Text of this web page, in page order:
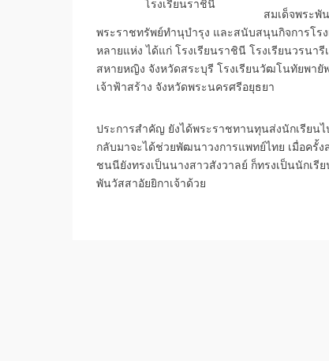
โรงเรียนราชินี
สมเด็จพระพั
พระราชทรัพย์ทำนุบำรุง และสนับสนุนกิจการโร
หลายแห่ง ได้แก่ โรงเรียนราชินี โรงเรียนวรนา
สหายหญิง จังหวัดสระบุรี โรงเรียนวัฒโนทัยพายั
เจ้าฟ้าสร้าง จังหวัดพระนครศรีอยุธยา
ประการสำคัญ ยังได้พระราชทานทุนส่งนักเรียน
กลับมาจะได้ช่วยพัฒนาวงการแพทย์ไทย เมื่อครั้
ชนนียังทรงเป็นนางสาวสังวาลย์ ก็ทรงเป็นนักเรี
พันวัสสาอัยยิกาเจ้าด้วย